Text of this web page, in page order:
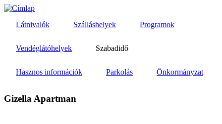
Ugrás
tartalomra
Látnivalók Szálláshelyek Programok
Vendéglátóhelyek Szabadidő
Hasznos információk Parkolás Önkormányzat
Gizella Apartman